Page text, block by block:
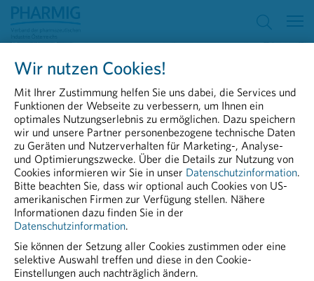
Aus- und Weiterbildung in
der Pharmaindustrie
Wir nutzen Cookies!
Mit Ihrer Zustimmung helfen Sie uns dabei, die Services und
Funktionen der Webseite zu verbessern, um Ihnen ein
optimales Nutzungserlebnis zu ermöglichen. Dazu speichern
wir und unsere Partner personenbezogene technische Daten
zu Geräten und Nutzerverhalten für Marketing-, Analyse-
und Optimierungszwecke. Über die Details zur Nutzung von
Cookies informieren wir Sie in unser Datenschutzinformation.
Bitte beachten Sie, dass wir optional auch Cookies von US-
amerikanischen Firmen zur Verfügung stellen. Nähere
Informationen dazu finden Sie in der
Datenschutzinformation.
Sie können der Setzung aller Cookies zustimmen oder eine
selektive Auswahl treffen und diese in den Cookie-
Einstellungen auch nachträglich ändern.